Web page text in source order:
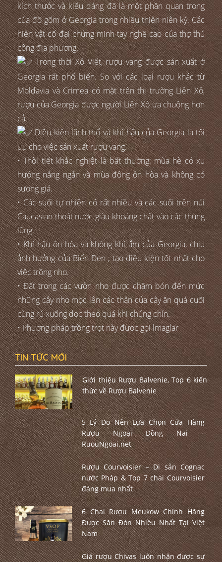
kích thước và kiểu dáng đã là một phần quan trọng
của đồ gốm ở Georgia trong nhiều thiên niên kỷ. Các
hiện vật cổ đại chứng minh tay nghề cao của thợ thủ
công địa phương.
Trong thời Xô Viết, rượu vang được sản xuất ở
Georgia rất phổ biến. So với các loại rượu khác từ
Moldavia và Crimea có mặt trên thị trường Liên Xô,
rượu của Georgia được người Liên Xô ưa chuộng hơn
cả.
Điều kiện lãnh thổ và khí hậu của Georgia là tối
ưu cho việc sản xuất rượu vang.
• Thời tiết khắc nghiệt là bất thường: mùa hè có xu
hướng nắng ngắn và mùa đông ôn hòa và không có
sương giá.
• Các suối tự nhiên có rất nhiều và các suối trên núi
Caucasian thoát nước giàu khoáng chất vào các thung
lũng.
• Khí hậu ôn hòa và không khí ẩm của Georgia, chịu
ảnh hưởng của Biển Đen , tạo điều kiện tốt nhất cho
việc trồng nho.
• Đất trong các vườn nho được chăm bón đến mức
những cây nho mọc lên các thân của cây ăn quả cuối
cùng rủ xuống dọc theo quả khi chúng chín.
• Phương pháp trồng trọt này được gọi lmaglar
TIN TỨC MỚI
Giới thiệu Rượu Balvenie, Top 6 kiến
thức về Rượu Balvenie
5 Lý Do Nên Lựa Chọn Cửa Hàng
Rượu Ngoại Đồng Nai –
RuouNgoai.net
Rượu Courvoisier – Di sản Cognac
nước Pháp & Top 7 chai Courvoisier
đáng mua nhất
6 Chai Rượu Meukow Chính Hãng
Được Săn Đón Nhiều Nhất Tại Việt
Nam
Giá rượu Chivas luôn nhận được sự